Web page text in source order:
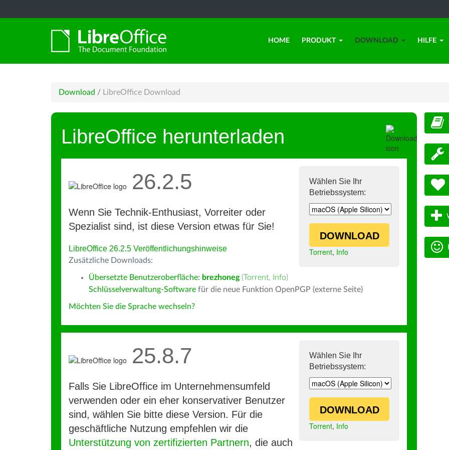
HOME PRODUKT DOWNLOAD HILFE
Download / LibreOffice Download
LibreOffice herunterladen
Wählen Sie Ihr
Betriebssystem:
DOWNLOAD
Torrent, Info
26.2.5
Wenn Sie Technik-Enthusiast, Vorreiter oder
Spezialist sind, ist diese Version etwas für Sie!
LibreOffice 26.2.5 Veröffentlichungshinweise
Zusätzliche Downloads:
Übersetzte Benutzeroberfläche: brezhoneg (Torrent, Info)
Schlüsselverwaltung-Software für die neue Funktion OpenPGP (externe Seite)
Möchten Sie die Sprache wechseln?
Wählen Sie Ihr
Betriebssystem:
DOWNLOAD
Torrent, Info
25.8.7
Falls Sie LibreOffice im Unternehmensumfeld
verwenden oder ein eher konservativer Benutzer
sind, wählen Sie bitte diese Version. Für die
geschäftliche Nutzung empfehlen wir die
Unterstützung von zertifizierten Partnern, die auch